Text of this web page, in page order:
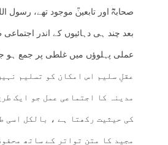
صحابہؓ اور تابعینؒ موجود تھے، رسول
بعد چند ہی دہائیوں کے اندر
عملی پہلوؤں میں غلطی پر جمع ہو
عقلِ سلیم اس امکان کو تسلیم
مدینہ کا اجتماعی عمل جو ایک
کی حیثیت رکھتا ہے ، بالکل اسی
مجید کا متن تواتر کے ساتھ